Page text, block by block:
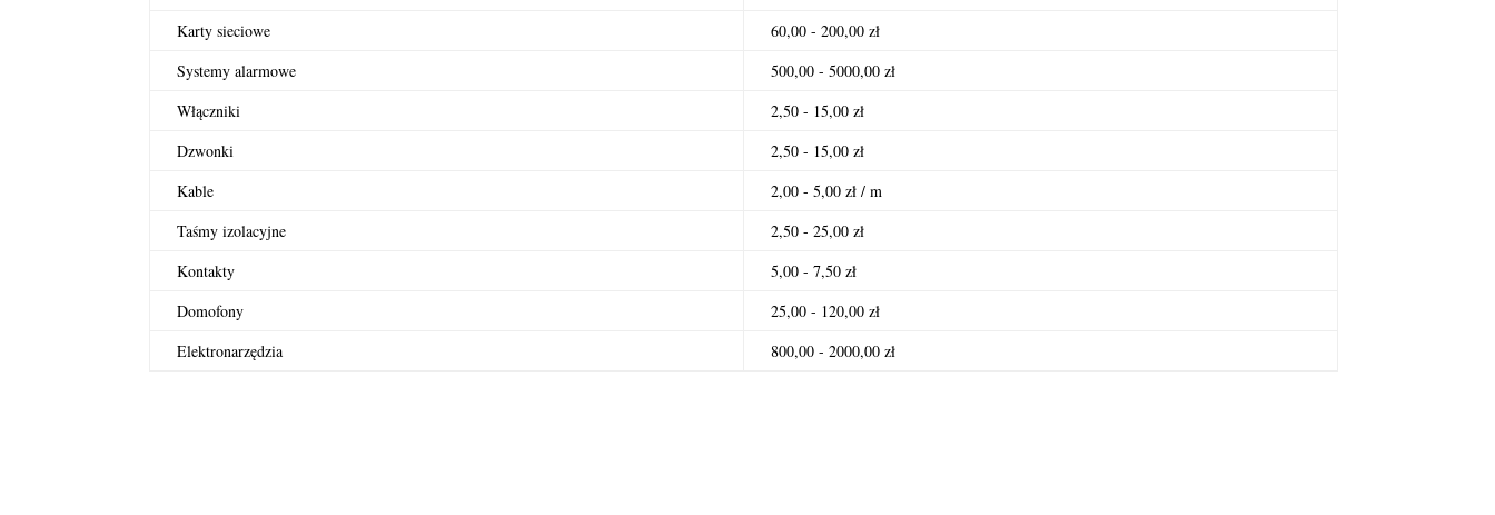
Karty sieciowe
60,00 - 200,00 zł
Systemy alarmowe
500,00 - 5000,00 zł
Włączniki
2,50 - 15,00 zł
Dzwonki
2,50 - 15,00 zł
Kable
2,00 - 5,00 zł / m
Taśmy izolacyjne
2,50 - 25,00 zł
Kontakty
5,00 - 7,50 zł
Domofony
25,00 - 120,00 zł
Elektronarzędzia
800,00 - 2000,00 zł